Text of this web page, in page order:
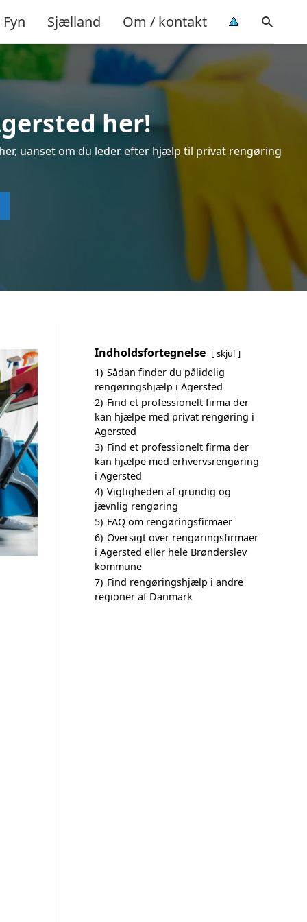
Fyn Sjælland Om / kontakt
her!
uanset om du leder efter hjælp til privat rengøring
Indholdsfortegnelse skjul
1) Sådan finder du pålidelig
rengøringshjælp i Agersted
2) Find et professionelt firma der
kan hjælpe med privat rengøring i
Agersted
3) Find et professionelt firma der
kan hjælpe med erhvervsrengøring
i Agersted
4) Vigtigheden af grundig og
jævnlig rengøring
5) FAQ om rengøringsfirmaer
6) Oversigt over rengøringsfirmaer
i Agersted eller hele Brønderslev
kommune
7) Find rengøringshjælp i andre
regioner af Danmark